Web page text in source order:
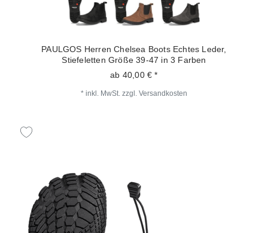
PAULGOS Herren Chelsea Boots Echtes Leder,
Stiefeletten Größe 39-47 in 3 Farben
ab 40,00 € *
* inkl. MwSt. zzgl. Versandkosten